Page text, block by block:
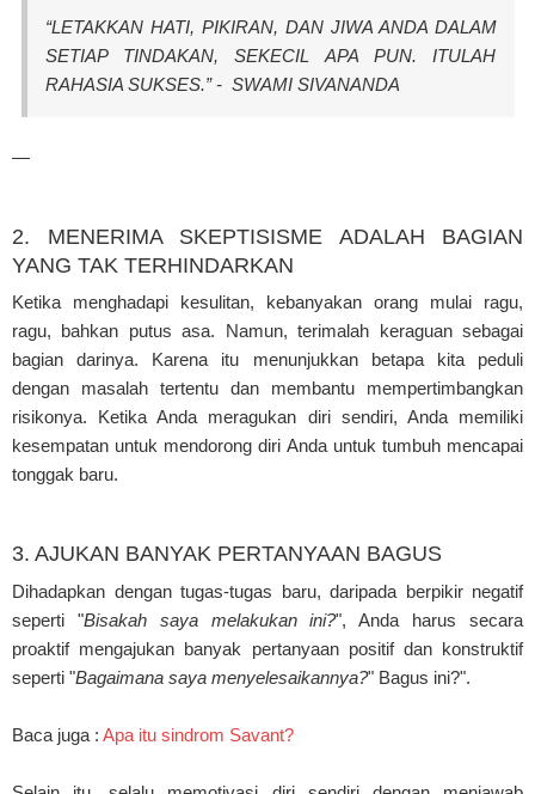
“LETAKKAN HATI, PIKIRAN, DAN JIWA ANDA DALAM
SETIAP TINDAKAN, SEKECIL APA PUN. ITULAH
RAHASIA SUKSES.” - SWAMI SIVANANDA
—
2. MENERIMA SKEPTISISME ADALAH BAGIAN
YANG TAK TERHINDARKAN
Ketika menghadapi kesulitan, kebanyakan orang mulai ragu,
ragu, bahkan putus asa. Namun, terimalah keraguan sebagai
bagian darinya. Karena itu menunjukkan betapa kita peduli
dengan masalah tertentu dan membantu mempertimbangkan
risikonya. Ketika Anda meragukan diri sendiri, Anda memiliki
kesempatan untuk mendorong diri Anda untuk tumbuh mencapai
tonggak baru.
3. AJUKAN BANYAK PERTANYAAN BAGUS
Dihadapkan dengan tugas-tugas baru, daripada berpikir negatif
seperti "Bisakah saya melakukan ini?", Anda harus secara
proaktif mengajukan banyak pertanyaan positif dan konstruktif
seperti "Bagaimana saya menyelesaikannya?" Bagus ini?".
Baca juga : Apa itu sindrom Savant?